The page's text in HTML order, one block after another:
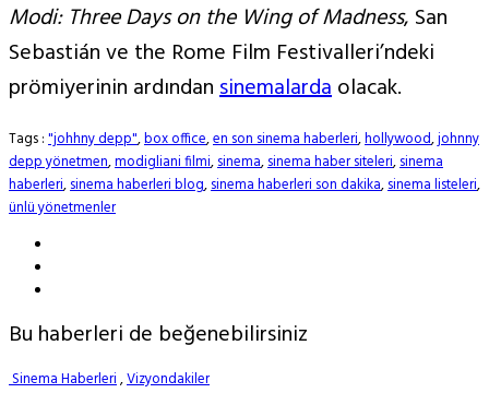
Modi: Three Days on the Wing of Madness, San
Sebastián ve the Rome Film Festivalleri’ndeki
prömiyerinin ardındansinemalardaolacak.
Tags :"johhny depp",box office,en son sinema haberleri,hollywood,johnny
depp yönetmen,modigliani filmi,sinema,sinema haber siteleri,sinema
haberleri,sinema haberleri blog,sinema haberleri son dakika,sinema listeleri,
ünlü yönetmenler
Bu haberleri de beğenebilirsiniz
Sinema Haberleri,Vizyondakiler